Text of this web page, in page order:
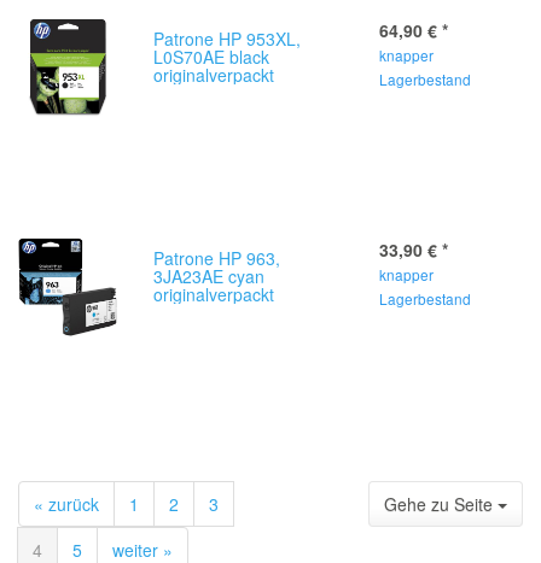
Patrone HP 953XL,
L0S70AE black
originalverpackt
64,90 € *
knapper
Lagerbestand
Patrone HP 963,
3JA23AE cyan
originalverpackt
33,90 € *
knapper
Lagerbestand
« zurück 1 2
3
4
5 weiter »
Gehe zu Seite